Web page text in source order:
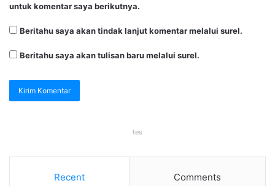
untuk komentar saya berikutnya.
Beritahu saya akan tindak lanjut komentar melalui surel.
Beritahu saya akan tulisan baru melalui surel.
tes
Recent Comments